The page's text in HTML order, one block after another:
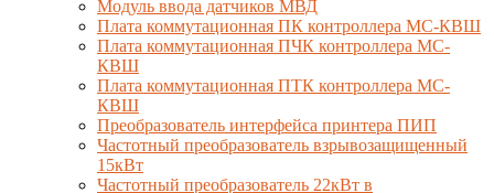
Модуль ввода датчиков МВД
Плата коммутационная ПК контроллера МС-КВШ
Плата коммутационная ПЧК контроллера МС-
КВШ
Плата коммутационная ПТК контроллера МС-
КВШ
Преобразователь интерфейса принтера ПИП
Частотный преобразователь взрывозащищенный
15кВт
Частотный преобразователь 22кВт в